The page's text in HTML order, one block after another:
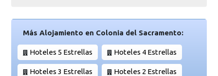
Más Alojamiento en Colonia del Sacramento:
Hoteles 5 Estrellas Hoteles 4 Estrellas
Hoteles 3 Estrellas Hoteles 2 Estrellas